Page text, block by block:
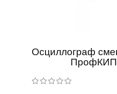
Осциллограф
ПрофКИП